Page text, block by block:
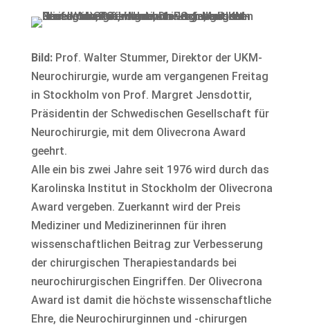
Bild:Prof. Walter Stummer, Direktor der UKM-
Neurochirurgie, wurde am vergangenen Freitag
in Stockholm von Prof. Margret Jensdottir,
Präsidentin der Schwedischen Gesellschaft für
Neurochirurgie, mit dem Olivecrona Award
geehrt.
Alle ein bis zwei Jahre seit 1976 wird durch das
Karolinska Institut in Stockholm der Olivecrona
Award vergeben. Zuerkannt wird der Preis
Mediziner und Medizinerinnen für ihren
wissenschaftlichen Beitrag zur Verbesserung
der chirurgischen Therapiestandards bei
neurochirurgischen Eingriffen. Der Olivecrona
Award ist damit die höchste wissenschaftliche
Ehre, die Neurochirurginnen und -chirurgen